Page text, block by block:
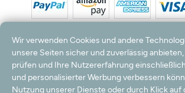
*Alle Preise inkl. MwSt. und zzgl. Versandkosten. **Kostenloser
Wir verwenden Cookies und andere
unsere Seiten sicher und zuverlässig
prüfen und Ihre Nutzererfahrung
und personalisierter Werbung verbessern
Nutzung unserer Dienste oder durch Klick auf